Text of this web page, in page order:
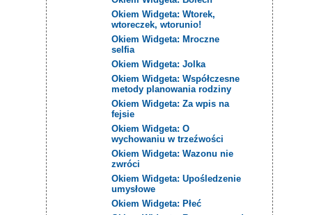
Okiem Widgeta: Wtorek,
wtoreczek, wtorunio!
Okiem Widgeta: Mroczne
selfia
Okiem Widgeta: Jolka
Okiem Widgeta: Współczesne
metody planowania rodziny
Okiem Widgeta: Za wpis na
fejsie
Okiem Widgeta: O
wychowaniu w trzeźwości
Okiem Widgeta: Wazonu nie
zwróci
Okiem Widgeta: Upośledzenie
umysłowe
Okiem Widgeta: Płeć